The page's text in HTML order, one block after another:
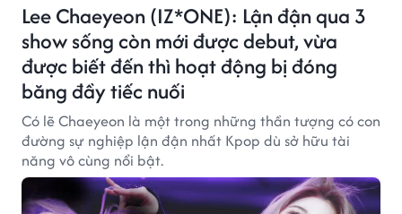
Lee Chaeyeon (IZ*ONE): Lận đận qua 3
show sống còn mới được debut, vừa
được biết đến thì hoạt động bị đóng
băng đầy tiếc nuối
Có lẽ Chaeyeon là một trong những thần tượng có con
đường sự nghiệp lận đận nhất Kpop dù sở hữu tài
năng vô cùng nổi bật.